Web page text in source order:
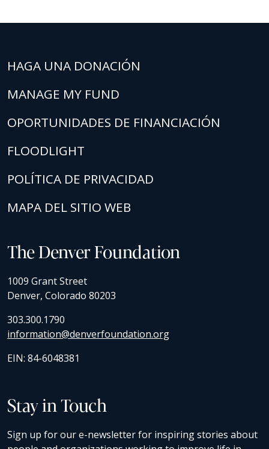
HAGA UNA DONACIÓN
MANAGE MY FUND
OPORTUNIDADES DE FINANCIACIÓN
FLOODLIGHT
POLÍTICA DE PRIVACIDAD
MAPA DEL SITIO WEB
The Denver Foundation
1009 Grant Street
Denver, Colorado 80203
303.300.1790
information@denverfoundation.org
EIN: 84-6048381
Stay in Touch
Sign up for our e-newsletter for inspiring stories about